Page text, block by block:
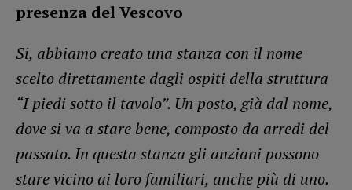
presenza del Vescovo
Si, abbiamo creato una stanza con il nome
scelto direttamente dagli ospiti della struttura
“I piedi sotto il tavolo”. Un posto, già dal nome,
dove si va a stare bene, composto da arredi del
passato. In questa stanza gli anziani possono
stare vicino ai loro familiari, anche più di uno.